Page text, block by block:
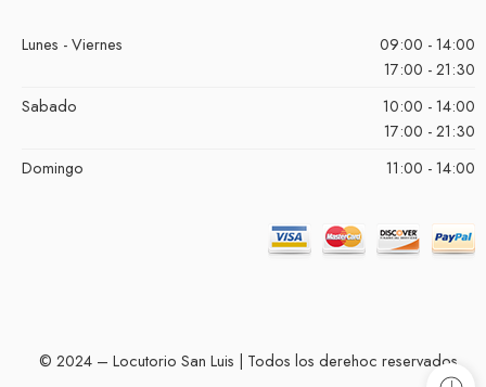
Lunes - Viernes
09:00 - 14:00
17:00 - 21:30
Sabado
10:00 - 14:00
17:00 - 21:30
Domingo
11:00 - 14:00
© 2024 – Locutorio San Luis | Todos los derehoc reservados